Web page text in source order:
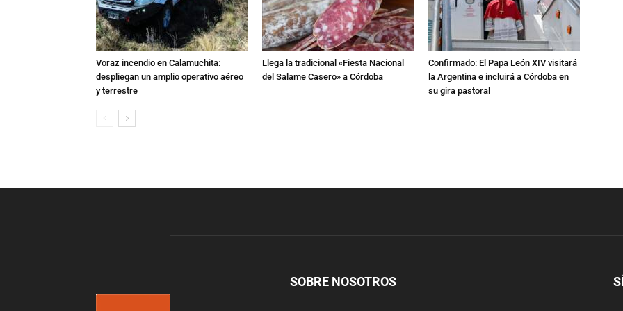
Voraz incendio en Calamuchita:
despliegan un amplio operativo aéreo
y terrestre
Llega la tradicional «Fiesta Nacional
del Salame Casero» a Córdoba
Confirmado: El Papa León XIV visitará
la Argentina e incluirá a Córdoba en
su gira pastoral
SOBRE NOSOTROS